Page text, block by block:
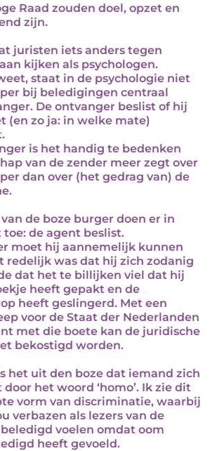
Raad zouden doel, opzet en
zijn.
juristen iets anders tegen
kijken als psychologen.
staat in de psychologie niet
bij beledigingen centraal
De ontvanger beslist of hij
(en zo ja: in welke mate)
is het handig te bedenken
van de zender meer zegt over
dan over (het gedrag van) de
de boze burger doen er in
toe: de agent beslist.
moet hij aannemelijk kunnen
redelijk was dat hij zich zodanig
dat het te billijken viel dat hij
heeft gepakt en de
heeft geslingerd. Met een
voor de Staat der Nederlanden
met die boete kan de juridische
bekostigd worden.
het uit den boze dat iemand zich
het woord ‘homo’. Ik zie dit
vorm van discriminatie, waarbij
verbazen als lezers van de
voelen omdat oom
heeft gevoeld.